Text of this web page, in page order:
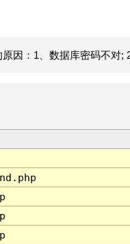
因：1、数据库密码不对;